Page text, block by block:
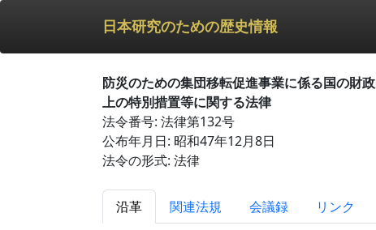
日本研究のための歴史情報
防災のための集団移転促進事業に係る国の財政
上の特別措置等に関する法律
法令番号: 法律第132号
公布年月日: 昭和47年12月8日
法令の形式: 法律
沿革 関連法規 会議録
リンク